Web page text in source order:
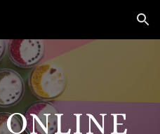
Skip to navigation